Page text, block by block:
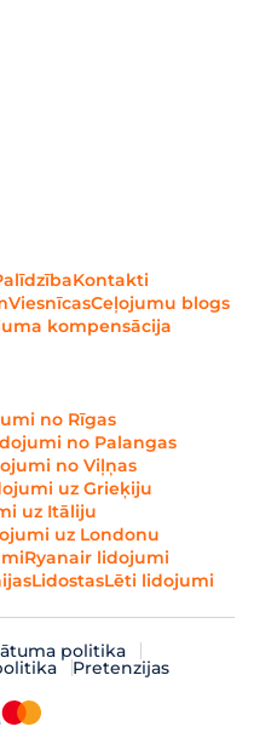
Kontakti
ViesnīcasCeļojumu blogs
kompensācija
no Rīgas
no Palangas
no Viļņas
uz Grieķiju
uz Itāliju
uz Londonu
Ryanair lidojumi
LidostasLēti lidojumi
politika
Pretenzijas